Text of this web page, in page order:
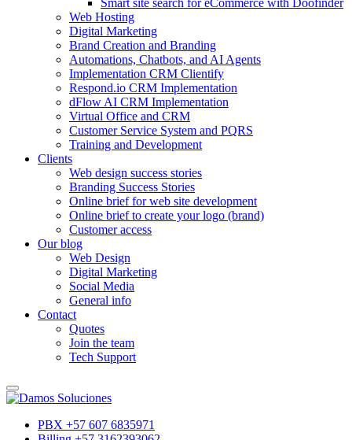
Smart site search for eCommerce with Doofinder
Web Hosting
Digital Marketing
Brand Creation and Branding
Automations, Chatbots, and AI Agents
Implementation CRM Clientify
Respond.io CRM Implementation
dFlow AI CRM Implementation
Virtual Office and CRM
Customer Service System and PQRS
Training and Development
Clients
Web design success stories
Branding Success Stories
Online brief for web site development
Online brief to create your logo (brand)
Customer access
Our blog
Web Design
Digital Marketing
Social Media
General info
Contact
Quotes
Join the team
Tech Support
PBX +57 607 6835971